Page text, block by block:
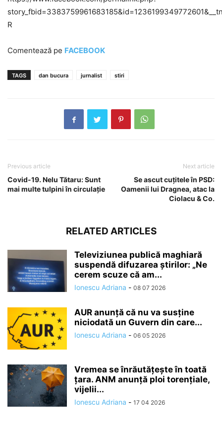
R
Comentează pe FACEBOOK
TAGS dan bucura jurnalist stiri
Previous article
Covid-19. Nelu Tătaru: Sunt
mai multe tulpini în circulaţie
Next article
Se ascut cuțitele în PSD:
Oamenii lui Dragnea, atac la
Ciolacu & Co.
RELATED ARTICLES
Televiziunea publică maghiară
suspendă difuzarea ştirilor: „Ne
cerem scuze că am...
Ionescu Adriana - 08 07 2026
AUR anunță că nu va susține
niciodată un Guvern din care...
Ionescu Adriana - 06 05 2026
Vremea se înrăutăţeşte în toată
ţara. ANM anunță ploi torențiale,
vijelii...
Ionescu Adriana - 17 04 2026